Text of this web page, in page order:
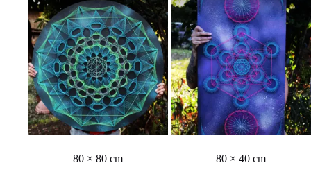
80 × 80 cm 80 × 40 cm